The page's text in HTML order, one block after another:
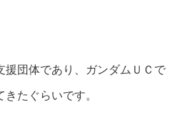
援団体であり、ガンダムＵＣで
たぐらいです。